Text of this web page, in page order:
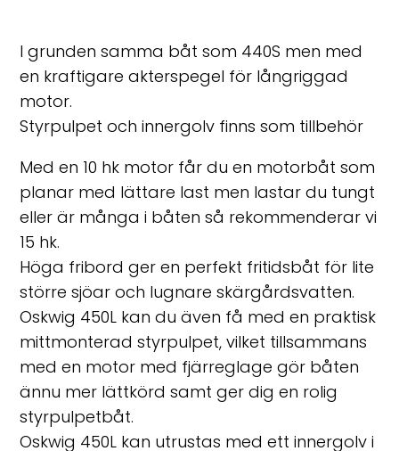
I grunden samma båt som 440S men med
en kraftigare akterspegel för långriggad
motor.
Styrpulpet och innergolv finns som tillbehör
Med en 10 hk motor får du en motorbåt som
planar med lättare last men lastar du tungt
eller är många i båten så rekommenderar vi
15 hk.
Höga fribord ger en perfekt fritidsbåt för lite
större sjöar och lugnare skärgårdsvatten.
Oskwig 450L kan du även få med en praktisk
mittmonterad styrpulpet, vilket tillsammans
med en motor med fjärreglage gör båten
ännu mer lättkörd samt ger dig en rolig
styrpulpetbåt.
Oskwig 450L kan utrustas med ett innergolv i